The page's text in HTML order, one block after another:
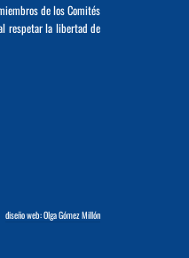
de los Comités
respetar la libertad de
diseño web: Olga Gómez Millón